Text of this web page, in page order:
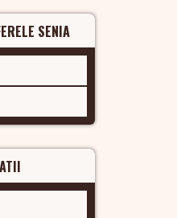
SENIA